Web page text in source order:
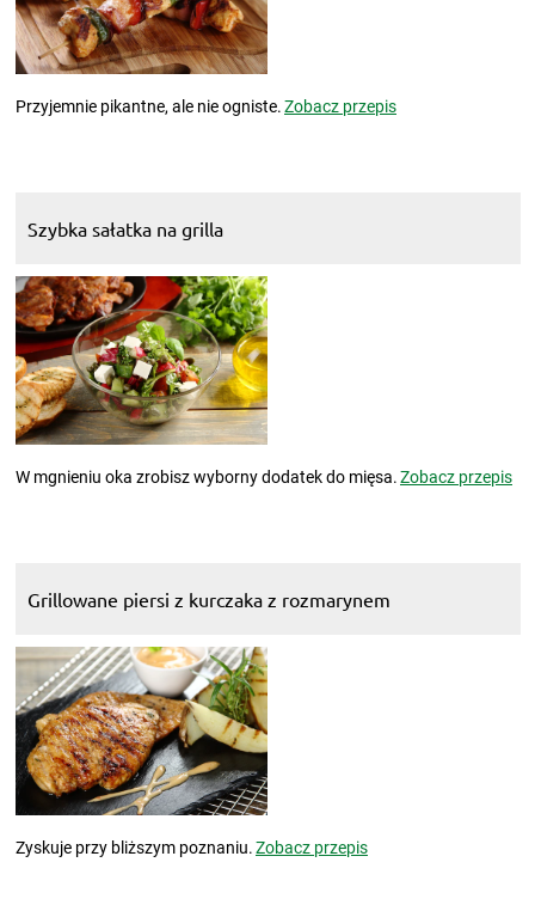
Przyjemnie pikantne, ale nie ogniste.Zobacz przepis
Szybka sałatka na grilla
W mgnieniu oka zrobisz wyborny dodatek do mięsa.Zobacz przepis
Grillowane piersi z kurczaka z rozmarynem
Zyskuje przy bliższym poznaniu.Zobacz przepis